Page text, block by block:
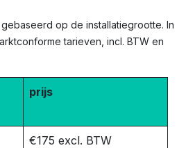
op de installatiegrootte. In
tarieven, incl. BTW en
prijs
€175 excl. BTW